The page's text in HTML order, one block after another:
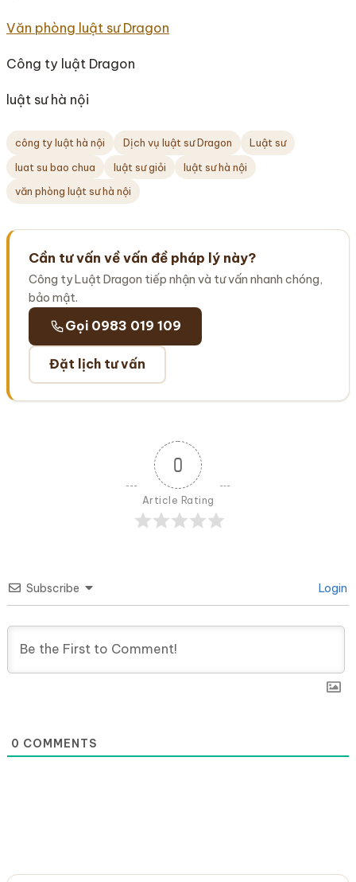
Văn phòng luật sư Dragon
Công ty luật Dragon
luật sư hà nội
công ty luật hà nội Dịch vụ luật sư Dragon
Luật sư
luat su bao chua
luật sư giỏi
luật sư hà nội
văn phòng luật sư hà nội
Cần tư vấn về vấn đề pháp lý này?
Công ty Luật Dragon tiếp nhận và tư vấn nhanh chóng,
bảo mật.
Gọi 0983 019 109
Đặt lịch tư vấn
0
Article Rating
Subscribe Login
0 COMMENTS